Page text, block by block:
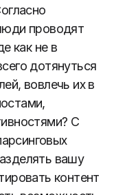
проводят
как не в
дотянуться
вовлечь их в
С
вашу
контент